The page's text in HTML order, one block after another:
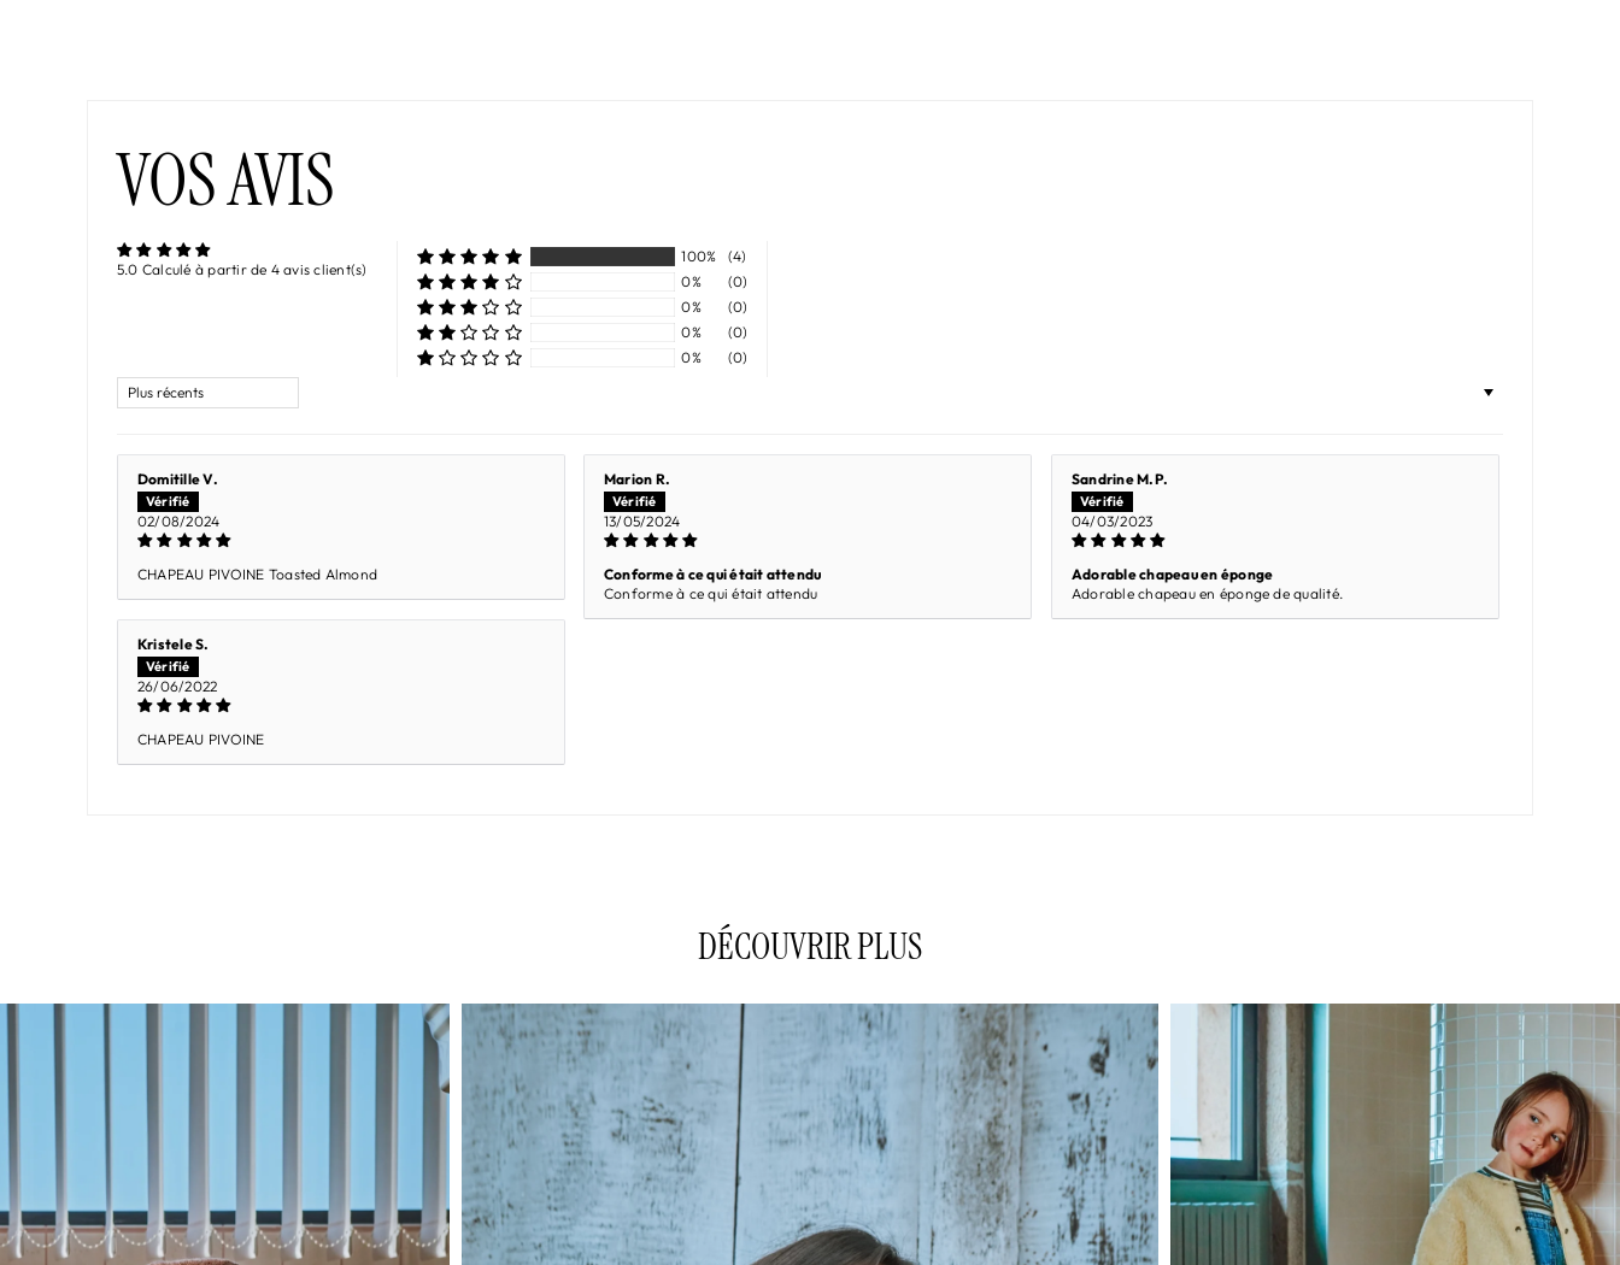
VOS AVIS
5.0 Calculé à partir de 4 avis client(s)
100%
(4)
0%
(0)
0%
(0)
0%
(0)
0%
(0)
Sort by
Domitille V.
02/08/2024
CHAPEAU PIVOINE Toasted Almond
Marion R.
13/05/2024
Conforme à ce qui était attendu
Conforme à ce qui était attendu
Sandrine M.P.
04/03/2023
Adorable chapeau en éponge
Adorable chapeau en éponge de qualité.
Kristele S.
26/06/2022
CHAPEAU PIVOINE
DÉCOUVRIR PLUS